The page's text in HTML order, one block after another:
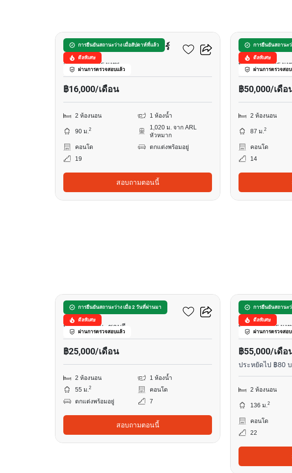
การยืนยันสถานะว่าง เมื่อสัปดาห์ที่แล้ว
ดีลพิเศษ
ผ่านการตรวจสอบแล้ว
รีเจ้นท์ ศรีนครินทร์ ทาวเวอร์
สวนหลวง, กรุงเทพ
฿16,000/เดือน
2 ห้องนอน 1 ห้องน้ำ
90 ม.2
1,020 ม. จาก ARL
หัวหมาก
คอนโด
ตกแต่งพร้อมอยู่
19
สอบถามตอนนี้
การยืนยันสถานะ
ดีลพิเศษ
ผ่านการตรวจสอ
อมันตา ลุมพินี
พระราม 4, กรุงเ
฿50,000/เดือ
2 ห้องนอน
87 ม.2
คอนโด
14
การยืนยันสถานะว่าง เมื่อ 2 วันที่ผ่านมา
ดีลพิเศษ
ผ่านการตรวจสอบแล้ว
เดอะ ทวินทาวเวอร์
หาดจอมเทียน, ชลบุรี
฿25,000/เดือน
2 ห้องนอน
1 ห้องน้ำ
55 ม.2
คอนโด
ตกแต่งพร้อมอยู่
7
สอบถามตอนนี้
การยืนยันสถานะ
ดีลพิเศษ
ผ่านการตรวจสอ
บ้านสวนเพช
พร้อมพงษ์, กรุงเท
฿55,000/เดือ
ประหยัดไป ฿80
2 ห้องนอน
136 ม.2
คอนโด
22